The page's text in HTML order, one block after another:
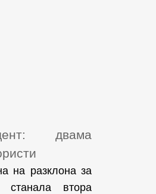
двама
на разклона за
втора